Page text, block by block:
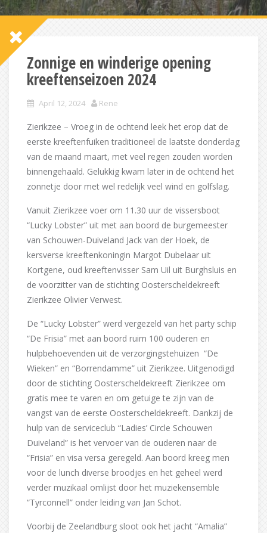
Zonnige en winderige opening
kreeftenseizoen 2024
April 12, 2024 Rene
Zierikzee – Vroeg in de ochtend leek het erop dat de
eerste kreeftenfuiken traditioneel de laatste donderdag
van de maand maart, met veel regen zouden worden
binnengehaald. Gelukkig kwam later in de ochtend het
zonnetje door met wel redelijk veel wind en golfslag.
Vanuit Zierikzee voer om 11.30 uur de vissersboot
“Lucky Lobster” uit met aan boord de burgemeester
van Schouwen-Duiveland Jack van der Hoek, de
kersverse kreeftenkoningin Margot Dubelaar uit
Kortgene, oud kreeftenvisser Sam Uil uit Burghsluis en
de voorzitter van de stichting Oosterscheldekreeft
Zierikzee Olivier Verwest.
De “Lucky Lobster” werd vergezeld van het party schip
“De Frisia” met aan boord ruim 100 ouderen en
hulpbehoevenden uit de verzorgingstehuizen “De
Wieken” en “Borrendamme” uit Zierikzee. Uitgenodigd
door de stichting Oosterscheldekreeft Zierikzee om
gratis mee te varen en om getuige te zijn van de
vangst van de eerste Oosterscheldekreeft. Dankzij de
hulp van de serviceclub “Ladies’ Circle Schouwen
Duiveland” is het vervoer van de ouderen naar de
“Frisia” en visa versa geregeld. Aan boord kreeg men
voor de lunch diverse broodjes en het geheel werd
verder muzikaal omlijst door het muziekensemble
“Tyrconnell” onder leiding van Jan Schot.
Voorbij de Zeelandburg sloot ook het jacht “Amalia”